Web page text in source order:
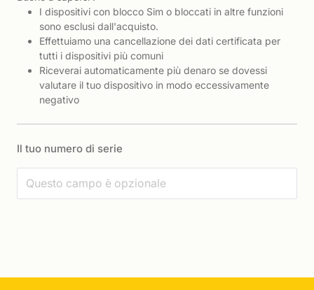
I dispositivi con blocco Sim o bloccati in altre funzioni
sono esclusi dall'acquisto.
Effettuiamo una cancellazione dei dati certificata per
tutti i dispositivi più comuni
Riceverai automaticamente più denaro se dovessi
valutare il tuo dispositivo in modo eccessivamente
negativo
Il tuo numero di serie